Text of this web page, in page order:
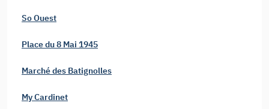
So Ouest
Place du 8 Mai 1945
Marché des Batignolles
My Cardinet